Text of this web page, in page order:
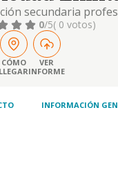
secundaria
ncop
0/5( 0 votos)
CÓMO
LLEGAR
VER
INFORME
INFORMACIÓN